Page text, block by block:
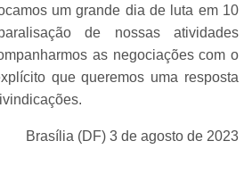
um grande dia de luta em 10
de nossas atividades
as negociações com o
que queremos uma resposta
Brasília (DF) 3 de agosto de 2023